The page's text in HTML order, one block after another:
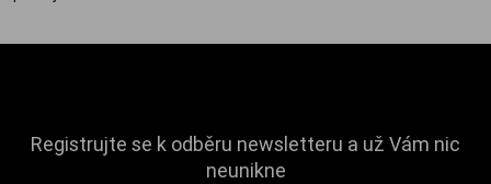
Registrujte se k odběru newsletteru a už Vám nic
neunikne